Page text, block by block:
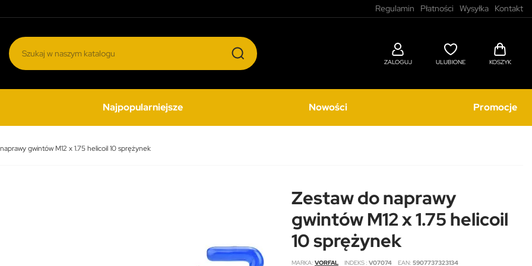
Regulamin Płatności Wysyłka Kontakt
ZALOGUJ ULUBIONE KOSZYK
Najpopularniejsze Nowości Promocje
gwintów M12 x 1.75 helicoil 10 sprężynek
Zestaw do naprawy
gwintów M12 x 1.75 helicoil
10 sprężynek
MARKA VORFAL INDEKS V07074 EAN 5907737323134